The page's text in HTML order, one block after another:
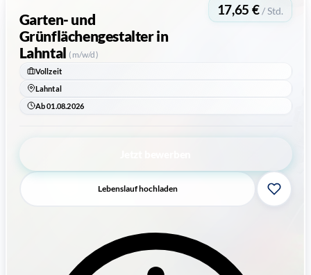
Garten- und
Grünflächengestalterin
Lahntal (m/w/d)
17,65 €/ Std.
Vollzeit
Lahntal
Ab 01.08.2026
Lebenslauf hochladen